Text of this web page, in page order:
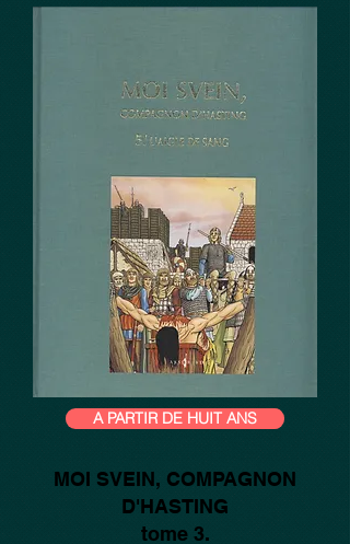
A PARTIR DE HUIT ANS
MOI SVEIN, COMPAGNON
D'HASTING
tome 3.